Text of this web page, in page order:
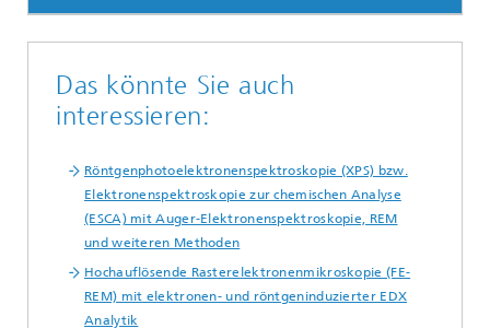
Das könnte Sie auch
interessieren:
Röntgenphotoelektronenspektroskopie (XPS) bzw.
Elektronenspektroskopie zur chemischen Analyse
(ESCA) mit Auger-Elektronenspektroskopie, REM
und weiteren Methoden
Hochauflösende Rasterelektronenmikroskopie (FE-
REM) mit elektronen- und röntgeninduzierter EDX
Analytik